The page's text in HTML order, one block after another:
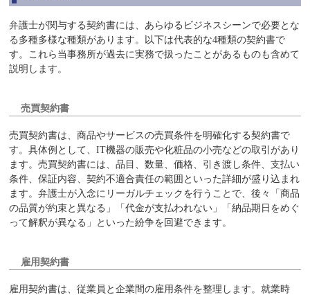
弁護士が関与する契約書には、あらゆるビジネスシーンで必要とな
る多種多様な種類があります。以下は代表的な4種類の契約書で
す。これら当事務所が過去に実務で扱ったことがあるものも含めて
説明します。
売買契約書
売買契約書は、商品やサービスの売買条件を明確化する契約書で
す。具体例として、IT機器の販売や化粧品の小売などの取引があり
ます。売買契約書には、品目、数量、価格、引き渡し条件、支払い
条件、保証内容、契約不適合責任の範囲といった詳細が盛り込まれ
ます。弁護士が入念にリーガルチェックを行うことで、後々「商品
の品質が約束と異なる」「代金が支払われない」「納品期日をめぐ
って解釈が異なる」といった紛争を回避できます。
雇用契約書
雇用契約書は、従業員と企業間の雇用条件を整理します。就業時